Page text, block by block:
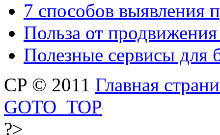
7 способов выявления
Польза от
Полезные сервисы для
CP © 2011 Главная
GOTO_TOP
?>